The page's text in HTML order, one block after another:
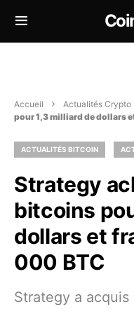
Accueil Actualités Crypto
pour 1,3 milliard de dollars
ACTUALITÉS BITCOIN
Strategy
bitcoins
dollars et
000 BTC
Strategy a